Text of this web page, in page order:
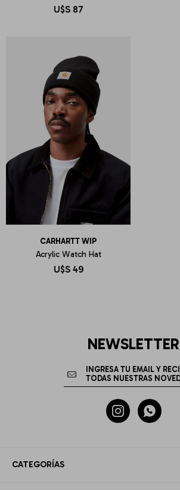
U$S 87
CARHARTT WIP
Acrylic Watch Hat
U$S 49
CATEGORÍAS
NEWSLETTER
 